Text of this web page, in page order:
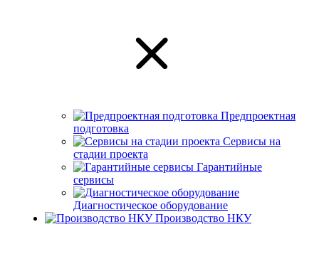
Предпроектная
подготовка
Сервисы на
стадии проекта
Гарантийные
сервисы
Диагностическое оборудование
Производство НКУ